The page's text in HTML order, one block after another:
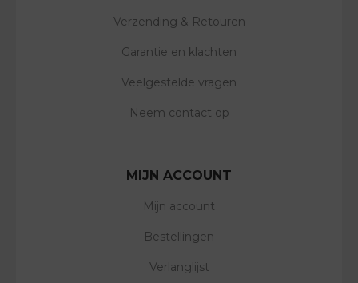
Verzending & Retouren
Garantie en klachten
Veelgestelde vragen
Neem contact op
MIJN ACCOUNT
Mijn account
Bestellingen
Verlanglijst